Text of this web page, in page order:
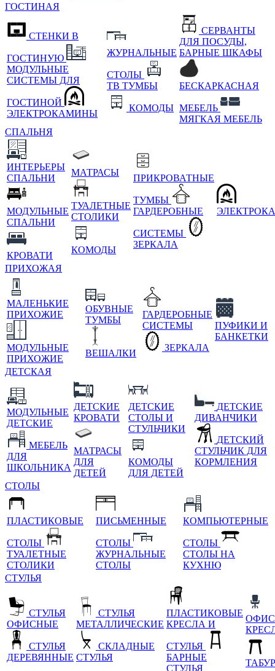
ГОСТИНАЯ
СТЕНКИ В
ГОСТИНУЮ
МОДУЛЬНЫЕ
СИСТЕМЫ ДЛЯ
ГОСТИНОЙ
ЭЛЕКТРОКАМИНЫ
ЖУРНАЛЬНЫЕ
СТОЛЫ
ТВ ТУМБЫ
КОМОДЫ
СЕРВАНТЫ
ДЛЯ ПОСУДЫ,
БАРНЫЕ ШКАФЫ
БЕСКАРКАСНАЯ
МЕБЕЛЬ
МЯГКАЯ МЕБЕЛЬ
СПАЛЬНЯ
ИНТЕРЬЕРЫ
СПАЛЬНИ
МОДУЛЬНЫЕ
СПАЛЬНИ
КРОВАТИ
МАТРАСЫ
ТУАЛЕТНЫЕ
СТОЛИКИ
КОМОДЫ
ПРИКРОВАТНЫЕ
ТУМБЫ
ГАРДЕРОБНЫЕ
СИСТЕМЫ
ЗЕРКАЛА
ПРИХОЖАЯ
МАЛЕНЬКИЕ
ПРИХОЖИЕ
МОДУЛЬНЫЕ
ПРИХОЖИЕ
ОБУВНЫЕ
ТУМБЫ
ВЕШАЛКИ
ГАРДЕРОБНЫЕ
СИСТЕМЫ
ЗЕРКАЛА
ПУФИКИ И
БАНКЕТКИ
ДЕТСКАЯ
МОДУЛЬНЫЕ
ДЕТСКИЕ
МЕБЕЛЬ
ДЛЯ
ШКОЛЬНИКА
ДЕТСКИЕ
КРОВАТИ
МАТРАСЫ
ДЛЯ
ДЕТЕЙ
ДЕТСКИЕ
СТОЛЫ И
СТУЛЬЧИКИ
КОМОДЫ
ДЛЯ ДЕТЕЙ
ДЕТСКИЕ
ДИВАНЧИКИ
ДЕТСКИЙ
СТУЛЬЧИК ДЛЯ
КОРМЛЕНИЯ
СТОЛЫ
ПЛАСТИКОВЫЕ
СТОЛЫ
ТУАЛЕТНЫЕ
СТОЛИКИ
ПИСЬМЕННЫЕ
СТОЛЫ
ЖУРНАЛЬНЫЕ
СТОЛЫ
КОМПЬЮТЕРНЫЕ
СТОЛЫ
СТОЛЫ НА
КУХНЮ
СТУЛЬЯ
СТУЛЬЯ
ОФИСНЫЕ
СТУЛЬЯ
ДЕРЕВЯННЫЕ
СТУЛЬЯ
МЕТАЛЛИЧЕСКИЕ
СКЛАДНЫЕ
СТУЛЬЯ
ПЛАСТИКОВЫЕ
КРЕСЛА И
СТУЛЬЯ
БАРНЫЕ
СТУЛЬЯ